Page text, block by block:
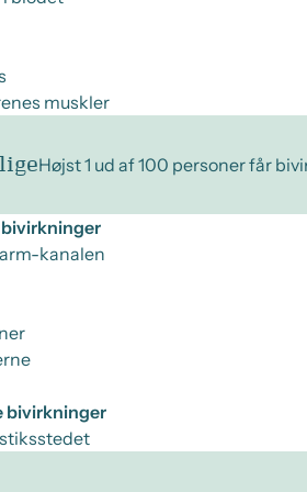
muskler
Højst 1 ud af 100 personer får
bivirkninger
kanalen
bivirkninger